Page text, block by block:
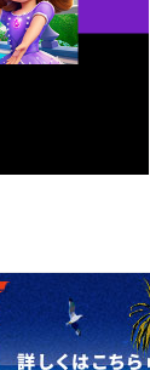
リー・ホビー